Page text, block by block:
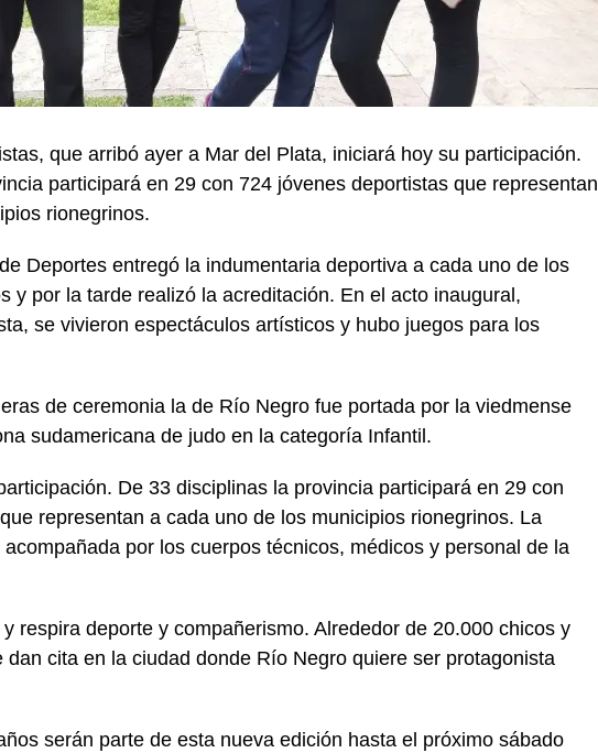
que arribó ayer a Mar del Plata, iniciará hoy su participación.
participará en 29 con 724 jóvenes deportistas que representan
rionegrinos.
Deportes entregó la indumentaria deportiva a cada uno de los
y por la tarde realizó la acreditación. En el acto inaugural,
se vivieron espectáculos artísticos y hubo juegos para los
de ceremonia la de Río Negro fue portada por la viedmense
sudamericana de judo en la categoría Infantil.
De 33 disciplinas la provincia participará en 29 con
representan a cada uno de los municipios rionegrinos. La
por los cuerpos técnicos, médicos y personal de la
respira deporte y compañerismo. Alrededor de 20.000 chicos y
cita en la ciudad donde Río Negro quiere ser protagonista
serán parte de esta nueva edición hasta el próximo sábado